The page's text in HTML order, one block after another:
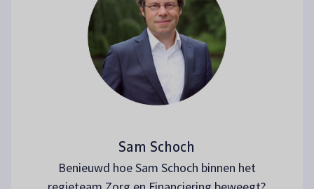
Sam Schoch
Benieuwd hoe Sam Schoch binnen het